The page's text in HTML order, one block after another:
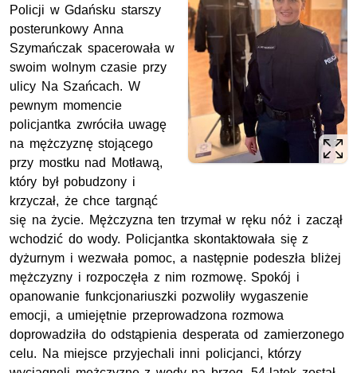
Policji w Gdańsku starszy
posterunkowy Anna
Szymańczak spacerowała w
swoim wolnym czasie przy
ulicy Na Szańcach. W
pewnym momencie
policjantka zwróciła uwagę
na mężczyznę stojącego
przy mostku nad Motławą,
który był pobudzony i
krzyczał, że chce targnąć
się na życie. Mężczyzna ten trzymał w ręku nóż i zaczął
wchodzić do wody. Policjantka skontaktowała się z
dyżurnym i wezwała pomoc, a następnie podeszła bliżej
mężczyzny i rozpoczęła z nim rozmowę. Spokój i
opanowanie funkcjonariuszki pozwoliły wygaszenie
emocji, a umiejętnie przeprowadzona rozmowa
doprowadziła do odstąpienia desperata od zamierzonego
celu. Na miejsce przyjechali inni policjanci, którzy